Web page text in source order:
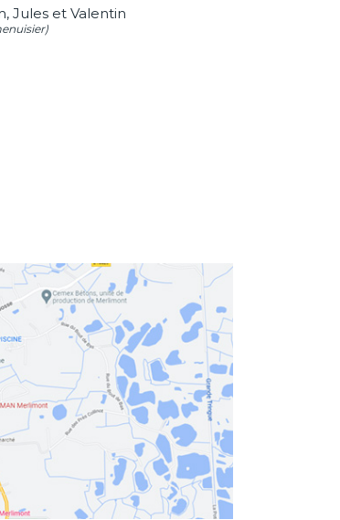
Jules et Valentin